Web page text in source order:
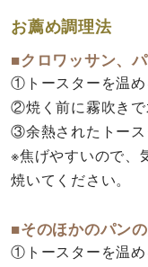
お薦め調理法
■クロワッサン、
①トースターを温め
②焼く前に霧吹きで
③余熱されたトー
※焦げやすいので、
焼いてください。
■そのほかのパン
①トースターを温め